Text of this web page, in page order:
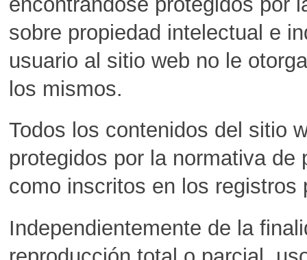
sobre propiedad intelectual e
usuario al sitio web no le
los mismos.
Todos los contenidos del sitio
protegidos por la normativa
como inscritos en los registros
Independientemente de la